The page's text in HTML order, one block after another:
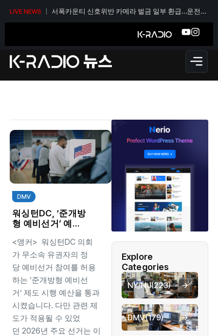
LIVE NEWS
서폭카운티 신호위반 카메라 벌금 일부 환급…운전자
당 티켓 1건당 36달러
DMV
워싱턴DC, ‘준개방
형 예비선거’ 예
권자도 2028년부
터 당내 경선 참여
<앵커> 워싱턴DC 의회
가 무소속 유권자의 정
당 예비선거 참여를 허용
하는 ‘준개방형 예비선
거’ 제도 시행 예산을 통과
시켰습니다. 다만 관련 제
도가 적용될 수 있었
던 2026년 주요 선거는 이
Explore
Categories
NY/NJ(223)
DMV(179)